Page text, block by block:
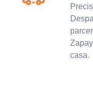
casa.